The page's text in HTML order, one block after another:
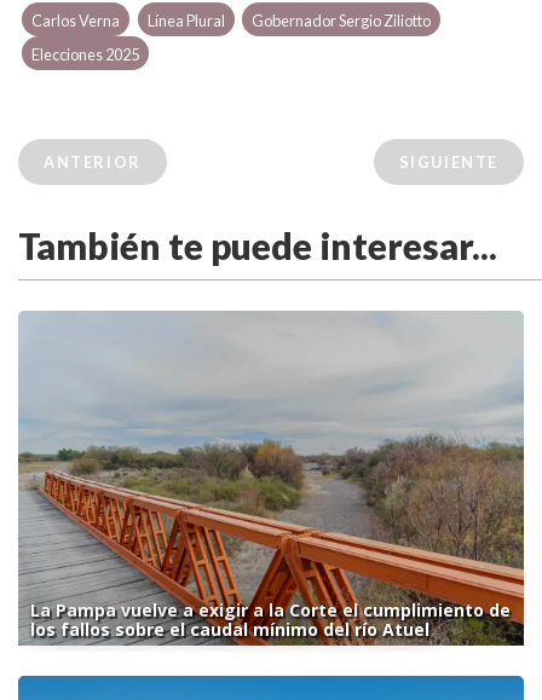
Carlos Verna Línea Plural
Gobernador Sergio Ziliotto
Elecciones 2025
ANTERIOR SIGUIENTE
También te puede interesar...
La Pampa vuelve a exigir a la Corte el cumplimiento de
los fallos sobre el caudal mínimo del río Atuel